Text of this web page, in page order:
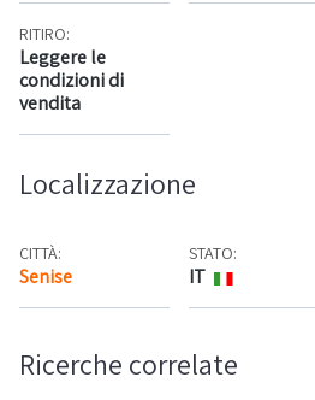
RITIRO:
Leggere le
condizioni di
vendita
Localizzazione
CITTÀ:
Senise Mappa
STATO:
IT
Ricerche correlate